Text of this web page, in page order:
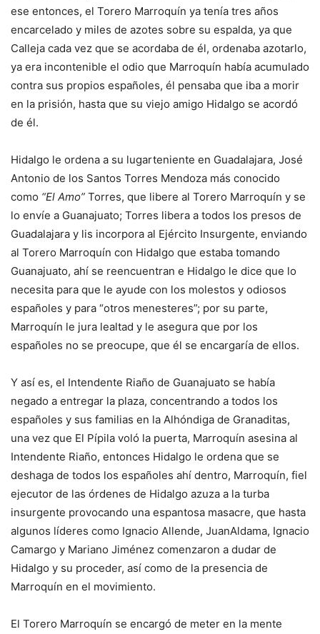
ese entonces, el Torero Marroquín ya tenía tres años
encarcelado y miles de azotes sobre su espalda, ya que
Calleja cada vez que se acordaba de él, ordenaba azotarlo,
ya era incontenible el odio que Marroquín había acumulado
contra sus propios españoles, él pensaba que iba a morir
en la prisión, hasta que su viejo amigo Hidalgo se acordó
de él.
Hidalgo le ordena a su lugarteniente en Guadalajara, José
Antonio de los Santos Torres Mendoza más conocido
como “El Amo” Torres, que libere al Torero Marroquín y se
lo envíe a Guanajuato; Torres libera a todos los presos de
Guadalajara y lis incorpora al Ejército Insurgente, enviando
al Torero Marroquín con Hidalgo que estaba tomando
Guanajuato, ahí se reencuentran e Hidalgo le dice que lo
necesita para que le ayude con los molestos y odiosos
españoles y para “otros menesteres”; por su parte,
Marroquín le jura lealtad y le asegura que por los
españoles no se preocupe, que él se encargaría de ellos.
Y así es, el Intendente Riaño de Guanajuato se había
negado a entregar la plaza, concentrando a todos los
españoles y sus familias en la Alhóndiga de Granaditas,
una vez que El Pípila voló la puerta, Marroquín asesina al
Intendente Riaño, entonces Hidalgo le ordena que se
deshaga de todos los españoles ahí dentro, Marroquín, fiel
ejecutor de las órdenes de Hidalgo azuza a la turba
insurgente provocando una espantosa masacre, que hasta
algunos líderes como Ignacio Allende, JuanAldama, Ignacio
Camargo y Mariano Jiménez comenzaron a dudar de
Hidalgo y su proceder, así como de la presencia de
Marroquín en el movimiento.
El Torero Marroquín se encargó de meter en la mente